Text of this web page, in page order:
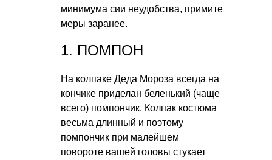
минимума сии неудобства, примите
меры заранее.
1. ПОМПОН
На колпаке Деда Мороза всегда на
кончике приделан беленький (чаще
всего) помпончик. Колпак костюма
весьма длинный и поэтому
помпончик при малейшем
повороте вашей головы стукает